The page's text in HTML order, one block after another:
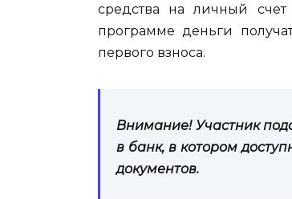
средства на личный
программе деньги
первого взноса.
Внимание! Участник
в банк, в котором
документов.